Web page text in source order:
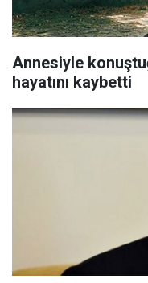
Annesiyle
hayatını kaybetti